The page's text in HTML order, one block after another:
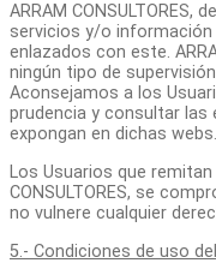
ARRAM CONSULTORES,
servicios y/o
enlazados con este.
ningún tipo de
Aconsejamos a los
prudencia y consultar las
expongan en dichas webs.
Los Usuarios que
CONSULTORES, se
no vulnere cualquier
5.- Condiciones de uso